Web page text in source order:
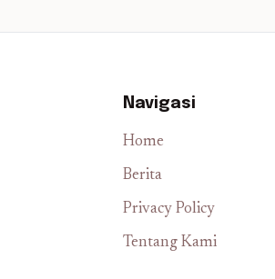
Navigasi
Home
Berita
Privacy Policy
Tentang Kami